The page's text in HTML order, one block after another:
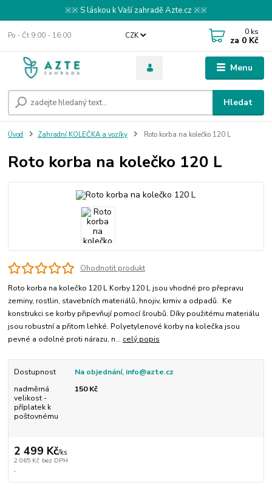
※※ S láskou k Vaší zahradě Azte.cz ※※
Menu
CZK
Hledat
Po - Čt 9:00 - 16:00 0 ks
za 0 Kč
Úvod Zahradní KOLEČKA a vozíky Roto korba na kolečko 120 L
Roto korba na kolečko 120 L
Ohodnotit produkt
Roto korba na kolečko 120 L Korby 120 L jsou vhodné pro přepravu
zeminy, rostlin, stavebních materiálů, hnojiv, krmiv a odpadů. Ke
konstrukci se korby připevňují pomocí šroubů. Díky použitému materiálu
jsou robustní a přitom lehké. Polyetylenové korby na kolečka jsou
pevné a odolné proti nárazu, n... celý popis
Dostupnost
Na objednání, info@azte.cz
nadměrná
velikost -
příplatek k
poštovnému
150 Kč
2 499 Kč/ks
2 065 Kč bez DPH
.